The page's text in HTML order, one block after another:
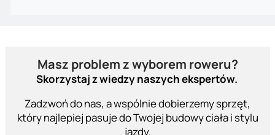
Masz problem z wyborem roweru?
Skorzystaj z wiedzy naszych ekspertów.
Zadzwoń do nas, a wspólnie dobierzemy sprzęt,
który najlepiej pasuje do Twojej budowy ciała i stylu
jazdy.